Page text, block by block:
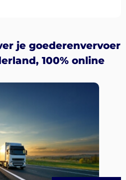
je goederenvervoer
100% online